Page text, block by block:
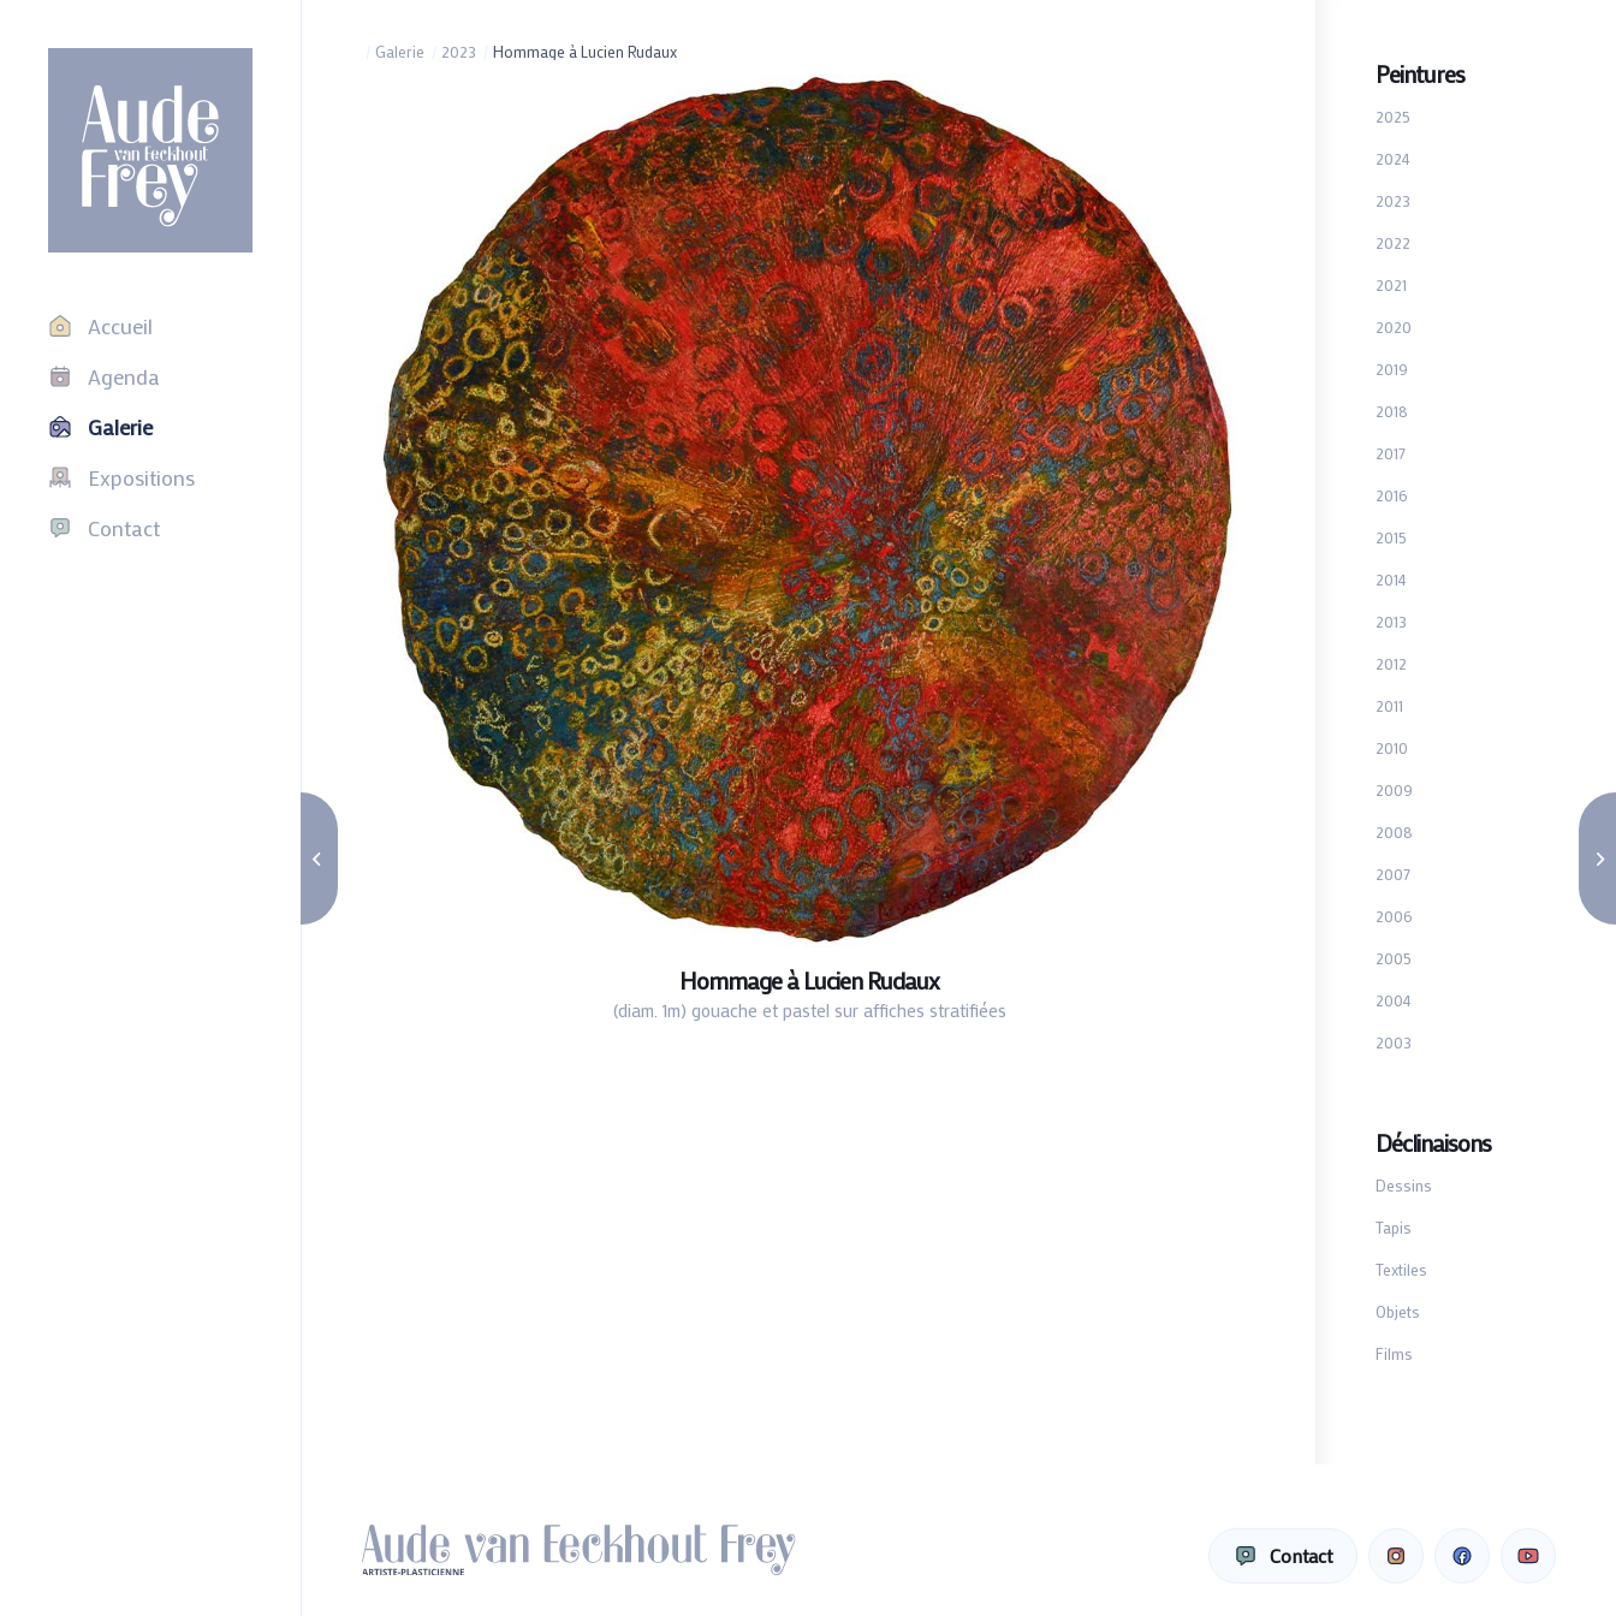
Accueil
Agenda
Galerie
Expositions
Contact
Galerie 2023 Hommage à Lucien Rudaux
Hommage à Lucien Rudaux
(diam. 1m) gouache et pastel sur affiches stratifiées
Peintures
2025
2024
2023
2022
2021
2020
2019
2018
2017
2016
2015
2014
2013
2012
2011
2010
2009
2008
2007
2006
2005
2004
2003
Déclinaisons
Dessins
Tapis
Textiles
Objets
Films
Contact